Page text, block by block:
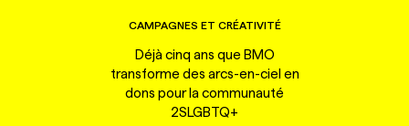
CAMPAGNES ET CRÉATIVITÉ
Déjà cinq ans que BMO
transforme des arcs-en-ciel en
dons pour la communauté
2SLGBTQ+